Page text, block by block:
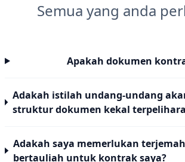
Semua yang anda
Apakah dokumen
Adakah istilah undang-undang
struktur dokumen kekal
Adakah saya memerlukan
bertauliah untuk kontrak saya?